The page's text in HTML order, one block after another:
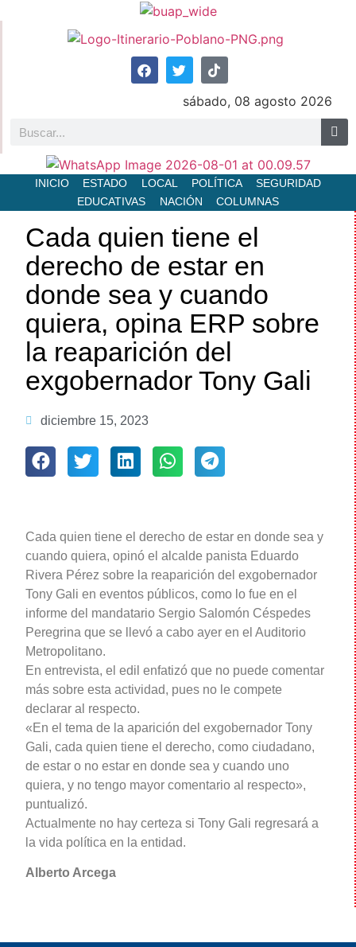
sábado, 08 agosto 2026
INICIO ESTADO LOCAL POLÍTICA
SEGURIDAD
EDUCATIVAS
NACIÓN COLUMNAS
Cada quien tiene el
derecho de estar en
donde sea y cuando
quiera, opina ERP sobre
la reaparición del
exgobernador Tony Gali
diciembre 15, 2023
Cada quien tiene el derecho de estar en donde sea y
cuando quiera, opinó el alcalde panista Eduardo
Rivera Pérez sobre la reaparición del exgobernador
Tony Gali en eventos públicos, como lo fue en el
informe del mandatario Sergio Salomón Céspedes
Peregrina que se llevó a cabo ayer en el Auditorio
Metropolitano.
En entrevista, el edil enfatizó que no puede comentar
más sobre esta actividad, pues no le compete
declarar al respecto.
«En el tema de la aparición del exgobernador Tony
Gali, cada quien tiene el derecho, como ciudadano,
de estar o no estar en donde sea y cuando uno
quiera, y no tengo mayor comentario al respecto»,
puntualizó.
Actualmente no hay certeza si Tony Gali regresará a
la vida política en la entidad.
Alberto Arcega